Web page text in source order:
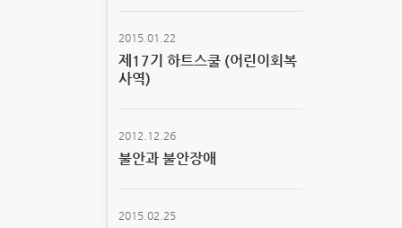
2015.01.22
제17기 하트스쿨 (어린이회복
사역)
2012.12.26
불안과 불안장애
2015.02.25